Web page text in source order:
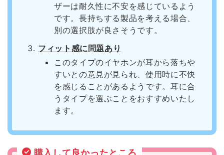
ザーは耐久性に不安を感じているよう
です。長持ちする製品を考える場合、
別の選択肢が良さそうです。
フィット感に問題あり
このタイプのイヤホンが耳から落ちや
すいとの意見が見られ、使用時に不快
を感じることがあるようです。耳に合
うタイプを選ぶことをおすすめいたし
ます。
購入して良かったところ